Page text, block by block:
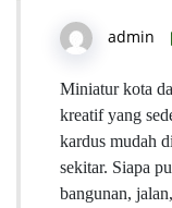
admin
Miniatur kota
kreatif yang
kardus mudah
sekitar. Siapa
bangunan,